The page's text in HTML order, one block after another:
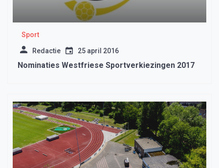
Sport
Redactie 25 april 2016
Nominaties Westfriese Sportverkiezingen 2017